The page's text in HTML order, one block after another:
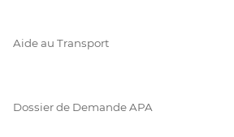
Aide au Transport
Dossier de Demande APA